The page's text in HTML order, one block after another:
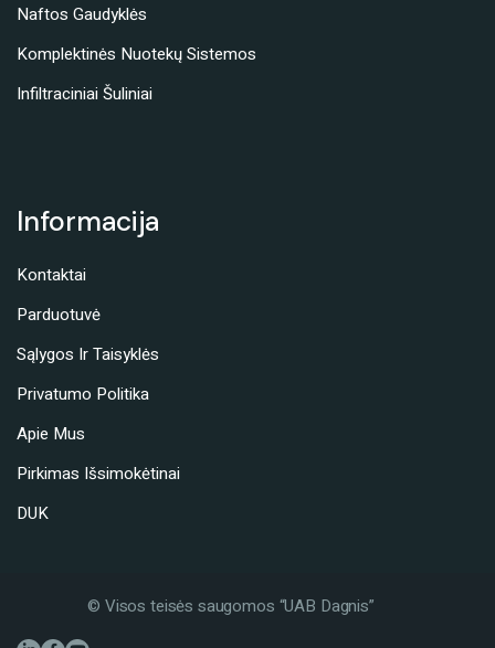
Naftos Gaudyklės
Komplektinės Nuotekų Sistemos
Infiltraciniai Šuliniai
Informacija
Kontaktai
Parduotuvė
Sąlygos Ir Taisyklės
Privatumo Politika
Apie Mus
Pirkimas Išsimokėtinai
DUK
© Visos teisės saugomos “UAB Dagnis”